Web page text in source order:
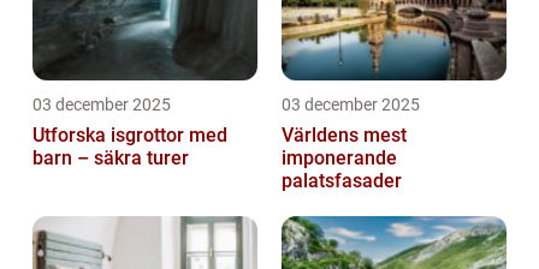
03 december 2025
Utforska isgrottor med
barn – säkra turer
03 december 2025
Världens mest
imponerande
palatsfasader